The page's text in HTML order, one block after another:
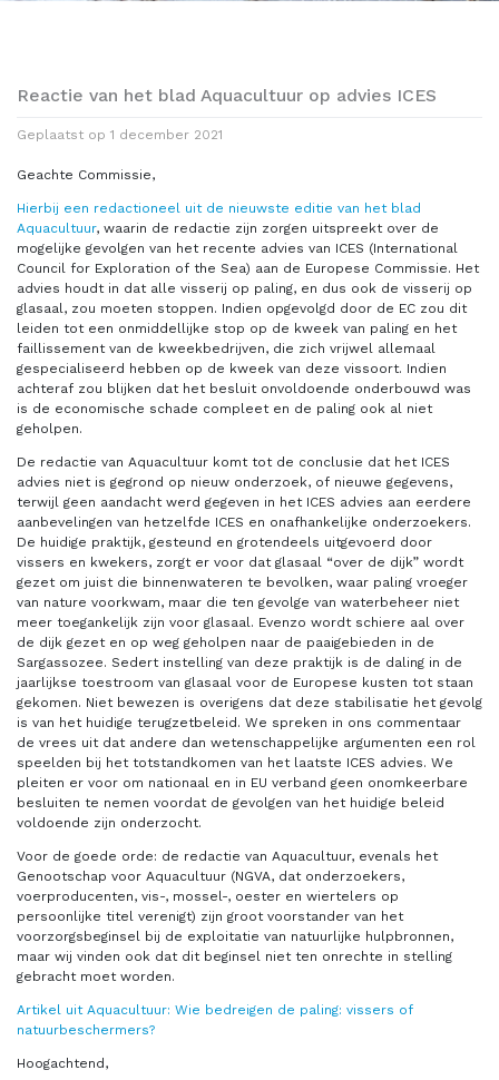
Reactie van het blad Aquacultuur op advies ICES
Geplaatst op 1 december 2021
Geachte Commissie,
Hierbij een redactioneel uit de nieuwste editie van het blad
Aquacultuur, waarin de redactie zijn zorgen uitspreekt over de
mogelijke gevolgen van het recente advies van ICES (International
Council for Exploration of the Sea) aan de Europese Commissie. Het
advies houdt in dat alle visserij op paling, en dus ook de visserij op
glasaal, zou moeten stoppen. Indien opgevolgd door de EC zou dit
leiden tot een onmiddellijke stop op de kweek van paling en het
faillissement van de kweekbedrijven, die zich vrijwel allemaal
gespecialiseerd hebben op de kweek van deze vissoort. Indien
achteraf zou blijken dat het besluit onvoldoende onderbouwd was
is de economische schade compleet en de paling ook al niet
geholpen.
De redactie van Aquacultuur komt tot de conclusie dat het ICES
advies niet is gegrond op nieuw onderzoek, of nieuwe gegevens,
terwijl geen aandacht werd gegeven in het ICES advies aan eerdere
aanbevelingen van hetzelfde ICES en onafhankelijke onderzoekers.
De huidige praktijk, gesteund en grotendeels uitgevoerd door
vissers en kwekers, zorgt er voor dat glasaal “over de dijk” wordt
gezet om juist die binnenwateren te bevolken, waar paling vroeger
van nature voorkwam, maar die ten gevolge van waterbeheer niet
meer toegankelijk zijn voor glasaal. Evenzo wordt schiere aal over
de dijk gezet en op weg geholpen naar de paaigebieden in de
Sargassozee. Sedert instelling van deze praktijk is de daling in de
jaarlijkse toestroom van glasaal voor de Europese kusten tot staan
gekomen. Niet bewezen is overigens dat deze stabilisatie het gevolg
is van het huidige terugzetbeleid. We spreken in ons commentaar
de vrees uit dat andere dan wetenschappelijke argumenten een rol
speelden bij het totstandkomen van het laatste ICES advies. We
pleiten er voor om nationaal en in EU verband geen onomkeerbare
besluiten te nemen voordat de gevolgen van het huidige beleid
voldoende zijn onderzocht.
Voor de goede orde: de redactie van Aquacultuur, evenals het
Genootschap voor Aquacultuur (NGVA, dat onderzoekers,
voerproducenten, vis-, mossel-, oester en wiertelers op
persoonlijke titel verenigt) zijn groot voorstander van het
voorzorgsbeginsel bij de exploitatie van natuurlijke hulpbronnen,
maar wij vinden ook dat dit beginsel niet ten onrechte in stelling
gebracht moet worden.
Artikel uit Aquacultuur: Wie bedreigen de paling: vissers of
natuurbeschermers?
Hoogachtend,